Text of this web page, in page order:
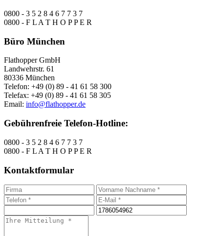
0800 - 3 5 2 8 4 6 7 7 3 7
0800 - F L A T H O P P E R
Büro München
Flathopper GmbH
Landwehrstr. 61
80336 München
Telefon: +49 (0) 89 - 41 61 58 300
Telefax: +49 (0) 89 - 41 61 58 305
Email: info@flathopper.de
Gebührenfreie Telefon-Hotline:
0800 - 3 5 2 8 4 6 7 7 3 7
0800 - F L A T H O P P E R
Kontaktformular